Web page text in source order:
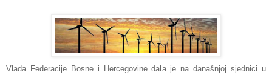
Vlada Federacije Bosne i Hercegovine dala je na današnjoj sjednici u